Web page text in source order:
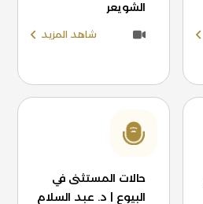
الشويعر
شاهد المزيد
حالات المستثنى في
البيوع | د. عبد السلام